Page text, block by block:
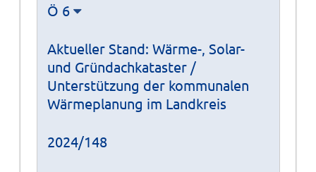
Ö 6
Aktueller Stand: Wärme-, Solar-
und Gründachkataster /
Unterstützung der kommunalen
Wärmeplanung im Landkreis
2024/148